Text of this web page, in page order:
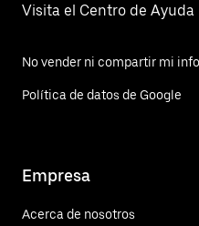
Visita el Centro de Ayuda
No vender ni compartir mi
Política de datos de Google
Empresa
Acerca de nosotros